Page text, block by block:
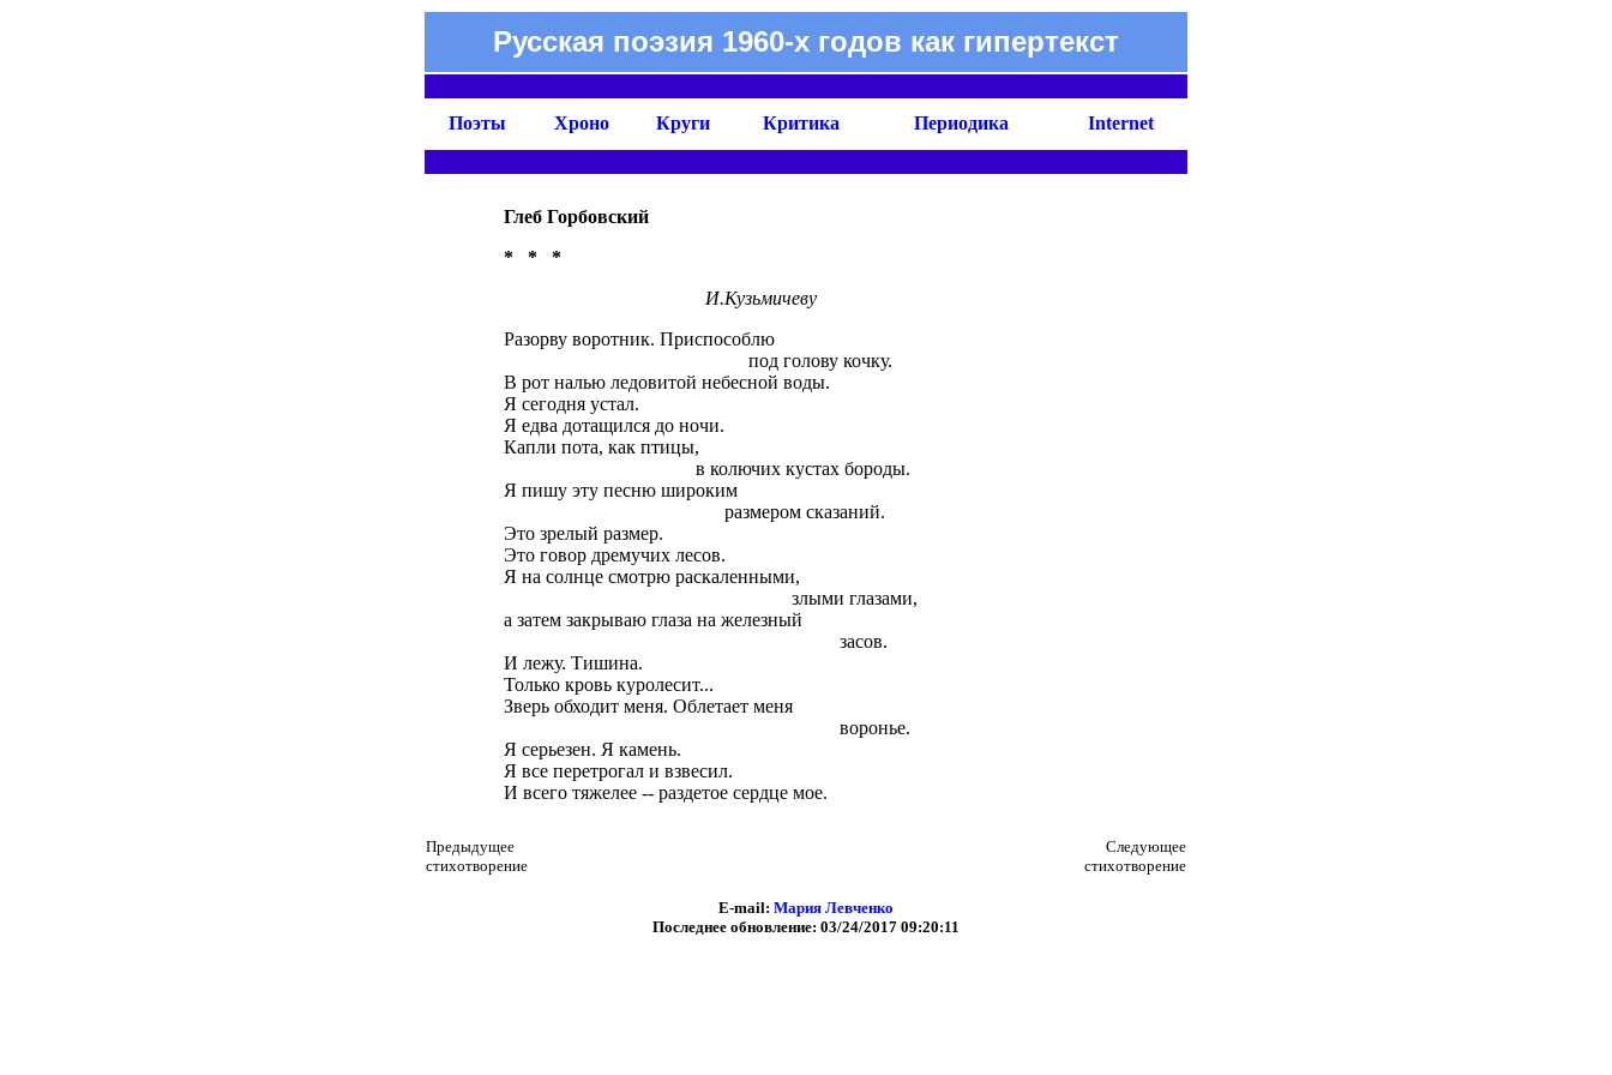
Русская поэзия 1960-х годов как гипертекст
Поэты Хроно Круги Критика Периодика Internet
Глеб Горбовский
* * *
И.Кузьмичеву
Разорву воротник. Приспособлю
под голову кочку.
В рот налью ледовитой небесной воды.
Я сегодня устал.
Я едва дотащился до ночи.
Капли пота, как птицы,
в колючих кустах бороды.
Я пишу эту песню широким
размером сказаний.
Это зрелый размер.
Это говор дремучих лесов.
Я на солнце смотрю раскаленными,
злыми глазами,
а затем закрываю глаза на железный
засов.
И лежу. Тишина.
Только кровь куролесит...
Зверь обходит меня. Облетает меня
воронье.
Я серьезен. Я камень.
Я все перетрогал и взвесил.
И всего тяжелее -- раздетое сердце мое.
Предыдущее
стихотворение
Следующее
стихотворение
E-mail: Мария Левченко
Последнее обновление: 03/24/2017 09:20:11